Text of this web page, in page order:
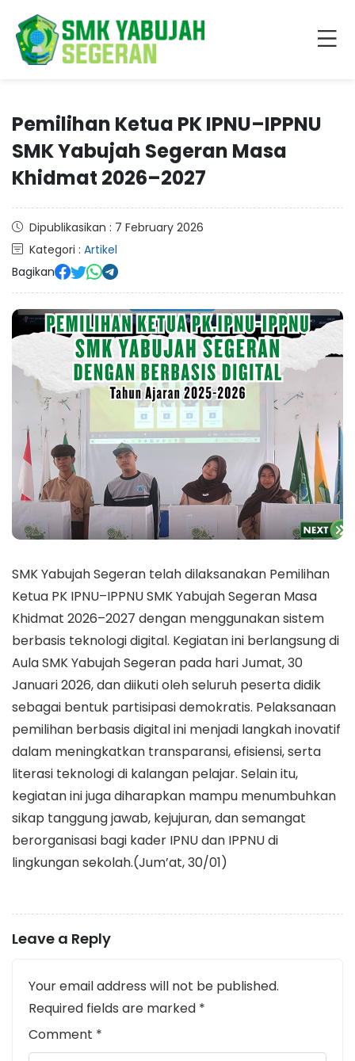
Pemilihan Ketua PK IPNU–IPPNU
SMK Yabujah Segeran Masa
Khidmat 2026–2027
Dipublikasikan : 7 February 2026
Kategori : Artikel
Bagikan
SMK Yabujah Segeran telah dilaksanakan Pemilihan
Ketua PK IPNU–IPPNU SMK Yabujah Segeran Masa
Khidmat 2026–2027 dengan menggunakan sistem
berbasis teknologi digital. Kegiatan ini berlangsung di
Aula SMK Yabujah Segeran pada hari Jumat, 30
Januari 2026, dan diikuti oleh seluruh peserta didik
sebagai bentuk partisipasi demokratis. Pelaksanaan
pemilihan berbasis digital ini menjadi langkah inovatif
dalam meningkatkan transparansi, efisiensi, serta
literasi teknologi di kalangan pelajar. Selain itu,
kegiatan ini juga diharapkan mampu menumbuhkan
sikap tanggung jawab, kejujuran, dan semangat
berorganisasi bagi kader IPNU dan IPPNU di
lingkungan sekolah.(Jum’at, 30/01)
Leave a Reply
Your email address will not be published.
Required fields are marked *
Comment *